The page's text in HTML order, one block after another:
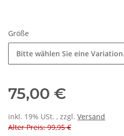
Größe
Bitte wählen Sie eine Variation.
75,00 €
inkl. 19% USt. , zzgl. Versand
Alter Preis: 99,95 €